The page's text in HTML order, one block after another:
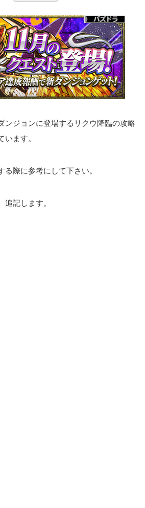
ンジョンに登場するリクウ降臨の攻略
います。
る際に参考にして下さい。
記します。